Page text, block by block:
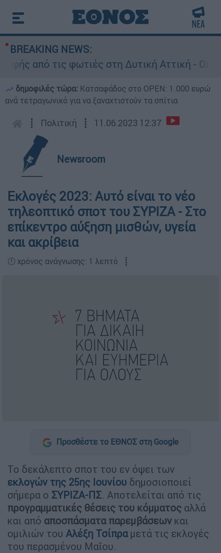
BREAKING NEWS:
από τις φωτιές στη Δυτική Αττική - Οι
δημοφιλές τώρα: Κατσαφάδος στο OPEN: 1.000 ευρώ
ανά τετραγωνικό για να ξαναχτιστούν τα σπίτια
┋ Πολιτική ┋ 11.06.2023 12:37
Newsroom
Εκλογές 2023: Αυτό είναι το νέο
τηλεοπτικό σποτ του ΣΥΡΙΖΑ - Στο
επίκεντρο αύξηση μισθών, υγεία
και ακρίβεια
🕛 χρόνος ανάγνωσης: 1 λεπτό ┋
Προσθέστε το ΕΘΝΟΣ στη Google
Το δεκάλεπτο σποτ του εν όψει των
εκλογών της 25ης Ιουνίου δημοσιοποιεί
σήμερα ο ΣΥΡΙΖΑ-ΠΣ. Αποτελείται από τις
προγραμματικές θέσεις του κόμματος αλλά
και από αποσπάσματα παρεμβάσεων και
ομιλιών του Αλέξη Τσίπραμετά τις εκλογές
του περασμένου Μαΐου.